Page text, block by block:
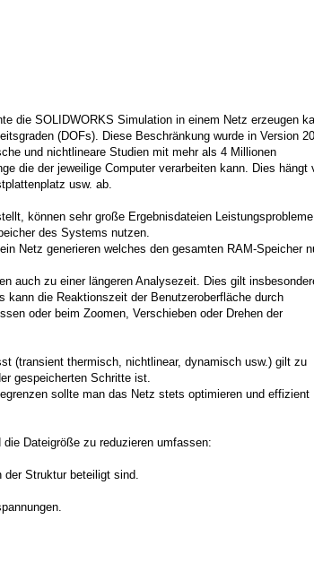
die SOLIDWORKS Simulation in einem Netz erzeugen
(DOFs). Diese Beschränkung wurde in Version
und nichtlineare Studien mit mehr als 4 Millionen
die der jeweilige Computer verarbeiten kann. Dies hängt
usw. ab.
können sehr große Ergebnisdateien Leistungsprobleme
des Systems nutzen.
Netz generieren welches den gesamten RAM-Speicher
auch zu einer längeren Analysezeit. Dies gilt
kann die Reaktionszeit der Benutzeroberfläche durch
oder beim Zoomen, Verschieben oder Drehen der
(transient thermisch, nichtlinear, dynamisch usw.) gilt zu
gespeicherten Schritte ist.
sollte man das Netz stets optimieren und effizient
Dateigröße zu reduzieren umfassen:
der Struktur beteiligt sind.